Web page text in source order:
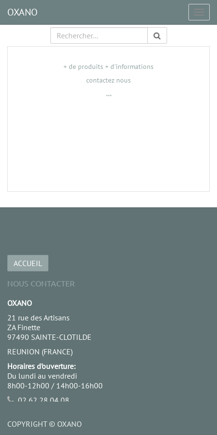
OXANO
+ de produits + d'informations
contactez nous
...
ACCUEIL
NOUS CONTACTER
OXANO
21 rue des Artisans
ZA Finette
97490 SAINTE-CLOTILDE
REUNION (FRANCE)
Horaires d’ouverture:
Du lundi au vendredi
8h00-12h00 / 14h00-16h00
02 62 28 04 08
contact@oxano.re
COPYRIGHT © OXANO